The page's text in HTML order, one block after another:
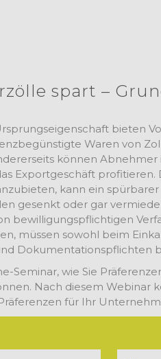
spart –
bieten
Waren von
können
Exportgeschäft profitieren.
kann ein
gesenkt oder gar
bewilligungspflichtigen
müssen sowohl beim
Dokumentationspflichten
Seminar, wie Sie
Nach diesem Webinar
für Ihr